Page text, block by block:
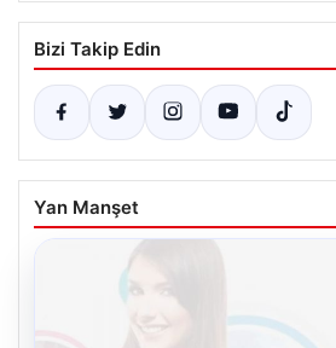
Bizi Takip Edin
Yan Manşet